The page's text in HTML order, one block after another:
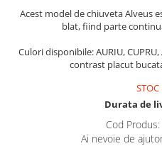
Acest model de chiuveta Alveus
blat, fiind parte
Culori disponibile: AURIU,
contrast placut
STOC
Durata de
Cod Produs:
Ai nevoie de